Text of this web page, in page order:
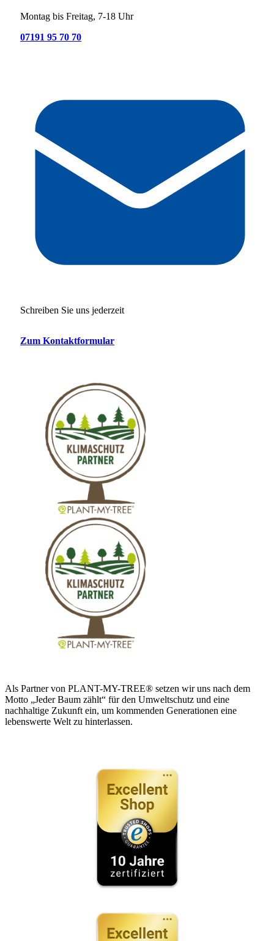
Montag bis Freitag, 7-18 Uhr
07191 95 70 70
Schreiben Sie uns jederzeit
Zum Kontaktformular
Als Partner von PLANT-MY-TREE® setzen wir uns nach dem
Motto „Jeder Baum zählt“ für den Umweltschutz und eine
nachhaltige Zukunft ein, um kommenden Generationen eine
lebenswerte Welt zu hinterlassen.